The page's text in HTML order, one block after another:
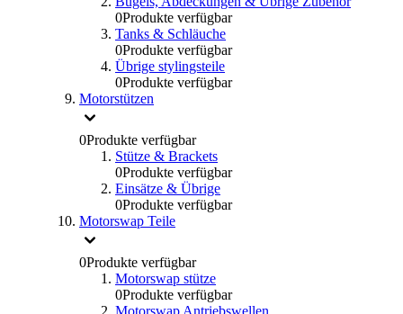
0Produkte verfügbar
Tanks & Schläuche
0Produkte verfügbar
Übrige stylingsteile
0Produkte verfügbar
Motorstützen
0Produkte verfügbar
Stütze & Brackets
0Produkte verfügbar
Einsätze & Übrige
0Produkte verfügbar
Motorswap Teile
0Produkte verfügbar
Motorswap stütze
0Produkte verfügbar
Motorswap Antriebswellen